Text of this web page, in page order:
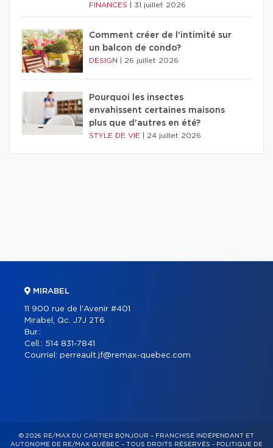
FINANCES 31 juillet 2026
Comment créer de l'intimité sur
un balcon de condo?
DESIGN 26 juillet 2026
Pourquoi les insectes
envahissent certaines maisons
plus que d'autres en été?
STYLE DE VIE 24 juillet 2026
MIRABEL
11 900 rue de l'Avenir #401
Mirabel, Qc. J7J 2T6
Bur.:
Cell.: 514 831-7841
Courriel: perreault.jf@remax-quebec.com
© 2026 RE/MAX DU CARTIER BONJOUR – FRANCHISÉ INDÉPENDANT ET
AUTONOME DE RE/MAX QUÉBEC – TOUS DROITS RÉSERVÉS - POLITIQUE DE